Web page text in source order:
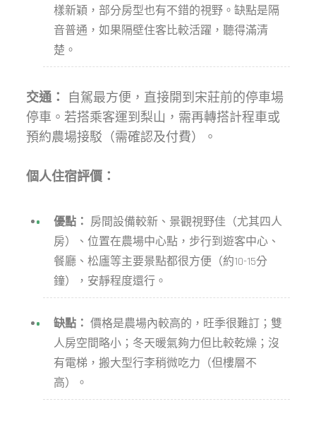
樣新穎，部分房型也有不錯的視野。缺點是隔
音普通，如果隔壁住客比較活躍，聽得滿清
楚。
交通：
自駕最方便，直接開到宋莊前的停車場
停車。若搭乘客運到梨山，需再轉搭計程車或
預約農場接駁（需確認及付費）。
個人住宿評價：
優點： 房間設備較新、景觀視野佳（尤其四人
房）、位置在農場中心點，步行到遊客中心、
餐廳、松廬等主要景點都很方便（約10-15分
鐘），安靜程度還行。
缺點： 價格是農場內較高的，旺季很難訂；雙
人房空間略小；冬天暖氣夠力但比較乾燥；沒
有電梯，搬大型行李稍微吃力（但樓層不
高）。